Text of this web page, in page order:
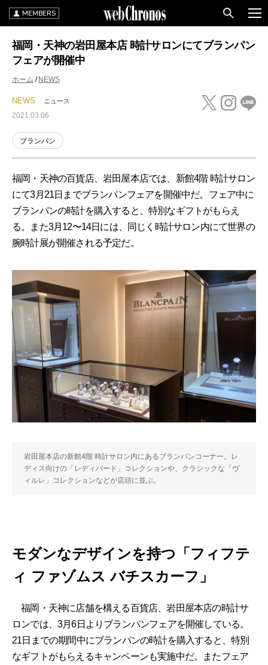
MEMBERS
福岡・天神の岩田屋本店 時計サロンにてブランパン
フェアが開催中
ホーム NEWS
NEWS ニュース
2021.03.06
ブランパン
福岡・天神の百貨店、岩田屋本店では、新館4階 時計サロン
にて3月21日までブランパンフェアを開催中だ。フェア中に
ブランパンの時計を購入すると、特別なギフトがもらえ
る。また3月12〜14日には、同じく時計サロン内にて世界の
腕時計展が開催される予定だ。
岩田屋本店の新館4階 時計サロン内にあるブランパンコーナー。レ
ディス向けの「レディバード」コレクションや、クラシックな「ヴ
ィルレ」コレクションなどが店頭に並ぶ。
モダンなデザインを持つ「フィフテ
ィ ファゾムス バチスカーフ」
福岡・天神に店舗を構える百貨店、岩田屋本店の時計サ
ロンでは、3月6日よりブランパンフェアを開催している。
21日までの期間中にブランパンの時計を購入すると、特別
なギフトがもらえるキャンペーンも実施中だ。またフェア